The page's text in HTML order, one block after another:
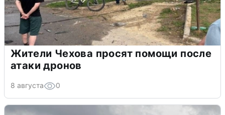
Жители Чехова просят помощи после
атаки дронов
8 августа 0